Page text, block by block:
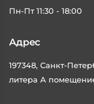
Пн-Пт 11:30 - 18:00
Адрес
197348, Санкт-
литера А